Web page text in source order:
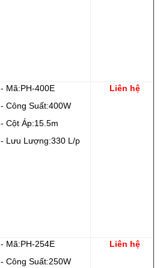
- Mã:PH-400E
- Công Suất:400W
- Cột Áp:15.5m
- Lưu Lượng:330 L/p
Liên hệ
- Mã:PH-254E
- Công Suất:250W
Liên hệ